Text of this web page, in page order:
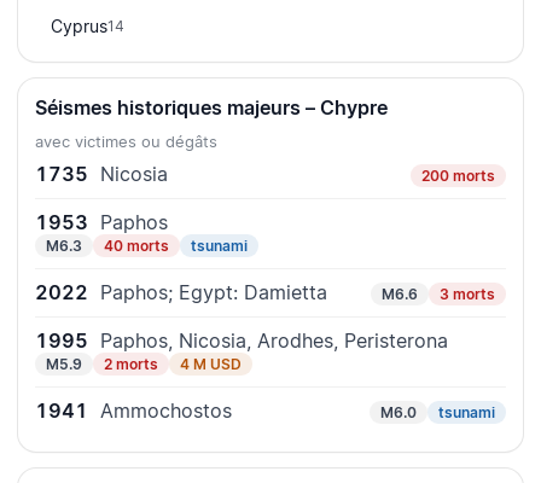
Cyprus14
Séismes historiques majeurs – Chypre
avec victimes ou dégâts
1735 Nicosia 200 morts
1953 Paphos
M6.3 40 morts tsunami
2022 Paphos; Egypt: Damietta M6.6 3 morts
1995 Paphos, Nicosia, Arodhes, Peristerona
M5.9 2 morts 4 M USD
1941 Ammochostos M6.0 tsunami